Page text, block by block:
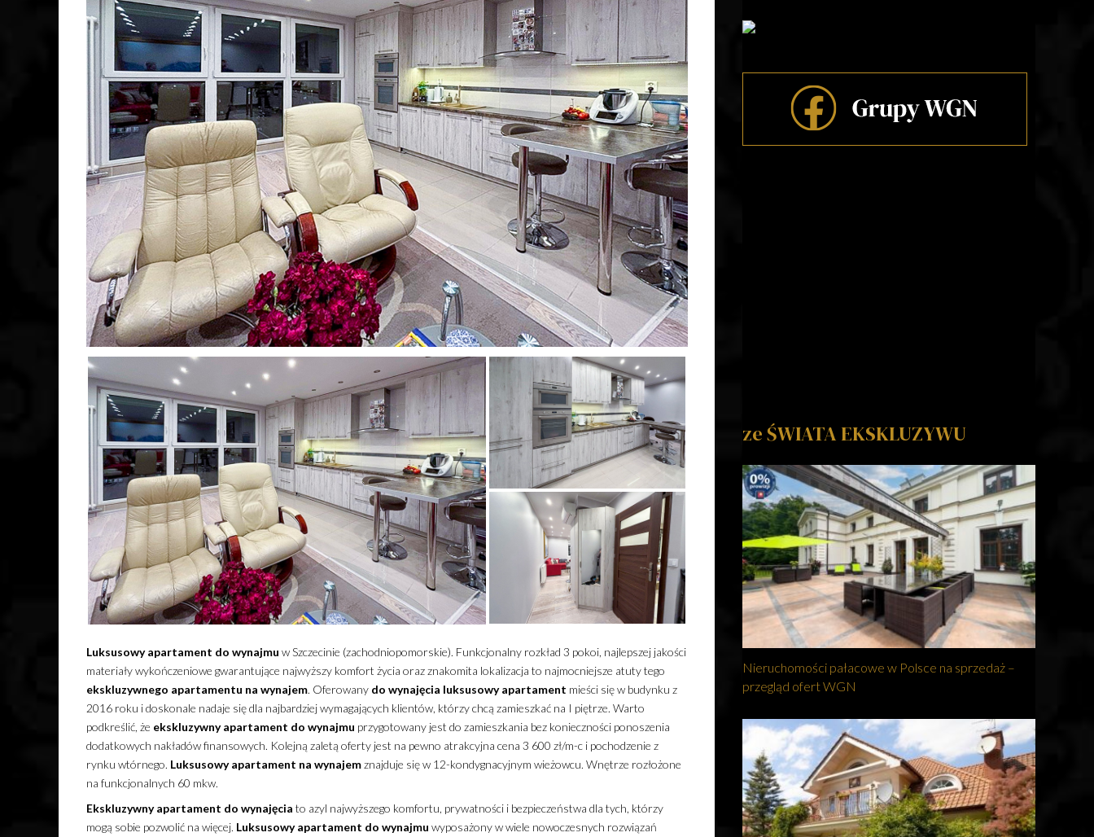
Luksusowy apartament do wynajmu w Szczecinie (zachodniopomorskie). Funkcjonalny rozkład 3 pokoi, najlepszej jakości
materiały wykończeniowe gwarantujące najwyższy komfort życia oraz znakomita lokalizacja to najmocniejsze atuty tego
ekskluzywnego apartamentu na wynajem. Oferowany do wynajęcia luksusowy apartament mieści się w budynku z
2016 roku i doskonale nadaje się dla najbardziej wymagających klientów, którzy chcą zamieszkać na I piętrze. Warto
podkreślić, że ekskluzywny apartament do wynajmu przygotowany jest do zamieszkania bez konieczności ponoszenia
dodatkowych nakładów finansowych. Kolejną zaletą oferty jest na pewno atrakcyjna cena 3 600 zł/m-c i pochodzenie z
rynku wtórnego. Luksusowy apartament na wynajemznajduje się w 12-kondygnacyjnym wieżowcu. Wnętrze rozłożone
na funkcjonalnych 60 mkw.
Ekskluzywny apartament do wynajęcia to azyl najwyższego komfortu, prywatności i bezpieczeństwa dla tych, którzy
mogą sobie pozwolić na więcej. Luksusowy apartament do wynajmu wyposażony w wiele nowoczesnych rozwiązań
ze ŚWIATA EKSKLUZYWU
Nieruchomości pałacowe w Polsce na sprzedaż –
przegląd ofert WGN